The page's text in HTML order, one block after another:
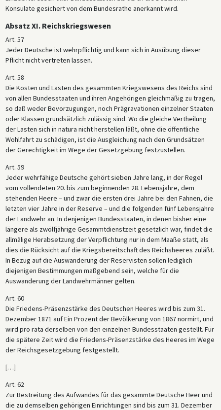
Konsulate gesichert von dem Bundesrathe anerkannt wird.
Absatz XI. Reichskriegswesen
Art. 57
Jeder Deutsche ist wehrpflichtig und kann sich in Ausübung dieser
Pflicht nicht vertreten lassen.
Art. 58
Die Kosten und Lasten des gesammten Kriegswesens des Reichs sind
von allen Bundesstaaten und ihren Angehörigen gleichmäßig zu tragen,
so daß weder Bevorzugungen, noch Prägravationen einzelner Staaten
oder Klassen grundsätzlich zulässig sind. Wo die gleiche Vertheilung
der Lasten sich in natura nicht herstellen läßt, ohne die öffentliche
Wohlfahrt zu schädigen, ist die Ausgleichung nach den Grundsätzen
der Gerechtigkeit im Wege der Gesetzgebung festzustellen.
Art. 59
Jeder wehrfähige Deutsche gehört sieben Jahre lang, in der Regel
vom vollendeten 20. bis zum beginnenden 28. Lebensjahre, dem
stehenden Heere – und zwar die ersten drei Jahre bei den Fahnen, die
letzten vier Jahre in der Reserve – und die folgenden fünf Lebensjahre
der Landwehr an. In denjenigen Bundesstaaten, in denen bisher eine
längere als zwölfjährige Gesammtdienstzeit gesetzlich war, findet die
allmälige Herabsetzung der Verpflichtung nur in dem Maaße statt, als
dies die Rücksicht auf die Kriegsbereitschaft des Reichsheeres zuläßt.
In Bezug auf die Auswanderung der Reservisten sollen lediglich
diejenigen Bestimmungen maßgebend sein, welche für die
Auswanderung der Landwehrmänner gelten.
Art. 60
Die Friedens-Präsenzstärke des Deutschen Heeres wird bis zum 31.
Dezember 1871 auf Ein Prozent der Bevölkerung von 1867 normirt, und
wird pro rata derselben von den einzelnen Bundesstaaten gestellt. Für
die spätere Zeit wird die Friedens-Präsenzstärke des Heeres im Wege
der Reichsgesetzgebung festgestellt.
[…]
Art. 62
Zur Bestreitung des Aufwandes für das gesammte Deutsche Heer und
die zu demselben gehörigen Einrichtungen sind bis zum 31. Dezember